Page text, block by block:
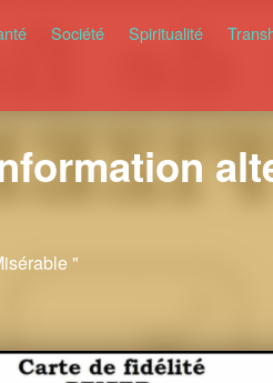
Société Spiritualité
"